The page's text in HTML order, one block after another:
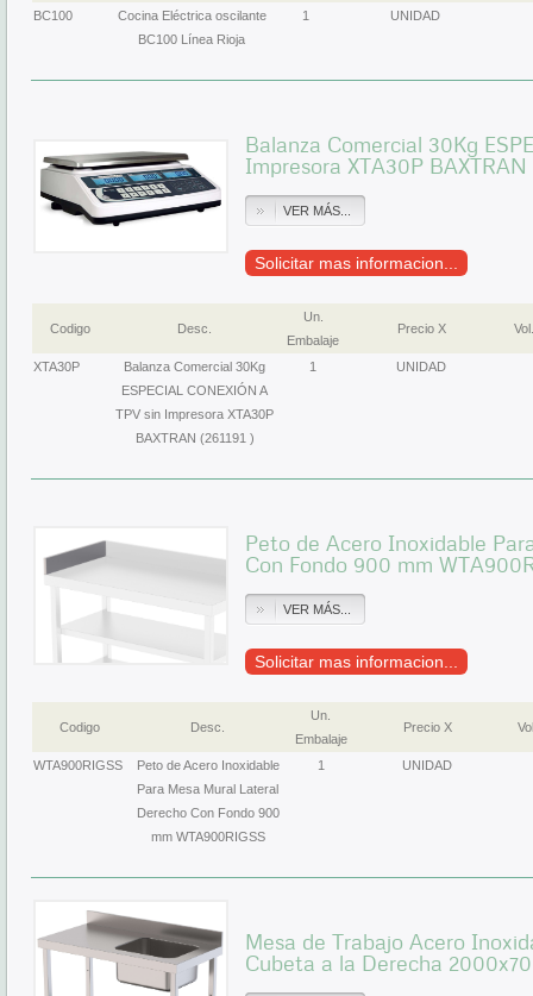
BC100
Cocina Eléctrica oscilante
BC100 Línea Rioja
1 UNIDAD
Balanza Comercial 30Kg
Impresora XTA30P BAXTRAN
VER MÁS...
Solicitar mas informacion...
Codigo Desc.
Un.
Embalaje
Precio X Vol.
XTA30P
Balanza Comercial 30Kg
ESPECIAL CONEXIÓN A
TPV sin Impresora XTA30P
BAXTRAN (261191 )
1 UNIDAD
Peto de Acero Inoxidable
Con Fondo 900 mm
VER MÁS...
Solicitar mas informacion...
Codigo Desc.
Un.
Embalaje
Precio X
WTA900RIGSS
Peto de Acero Inoxidable
Para Mesa Mural Lateral
Derecho Con Fondo 900
mm WTA900RIGSS
1 UNIDAD
Mesa de Trabajo Acero
Cubeta a la Derecha